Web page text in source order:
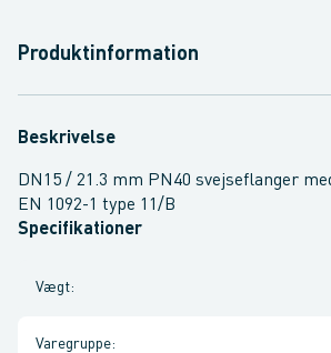
Produktinformation
Beskrivelse
DN15 / 21.3 mm PN40 svejseflanger
EN 1092-1 type 11/B
Specifikationer
Vægt:
Varegruppe: